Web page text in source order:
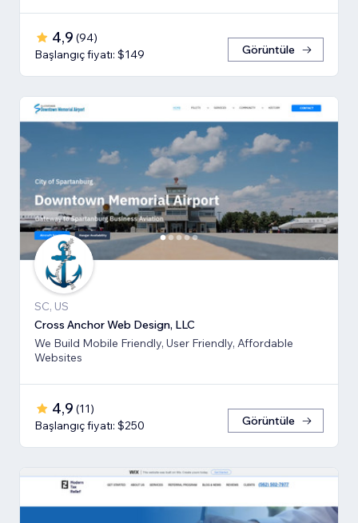
4,9 (94)
Başlangıç fiyatı: $149
Görüntüle
SC, US
Cross Anchor Web Design, LLC
We Build Mobile Friendly, User Friendly, Affordable
Websites
4,9 (11)
Başlangıç fiyatı: $250
Görüntüle